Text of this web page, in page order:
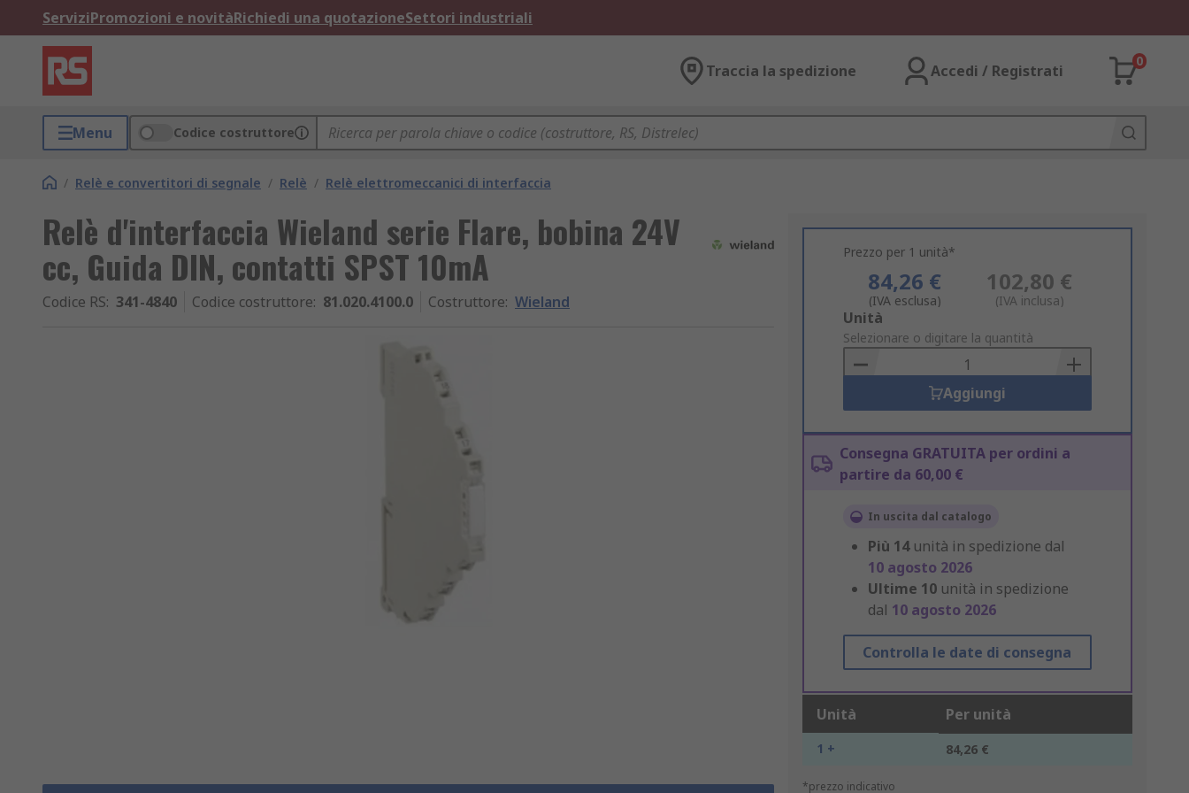
ServiziPromozioni e novitàRichiedi una quotazioneSettori industriali
Traccia la spedizione Accedi / Registrati
0
Menu Codice costruttore
/ Relè e convertitori di segnale / Relè / Relè elettromeccanici di interfaccia
Relè d'interfaccia Wieland serie Flare, bobina 24V
cc, Guida DIN, contatti SPST 10mA
Codice RS: 341-4840 Codice costruttore: 81.020.4100.0 Costruttore: Wieland
Prezzo per 1 unità*
84,26 €
(IVA esclusa)
102,80 €
(IVA inclusa)
Add
to
Basket
Unità
Selezionare o digitare la quantità
Aggiungi
Consegna GRATUITA per ordini a
partire da 60,00 €
In uscita dal catalogo
Più 14 unità in spedizione dal
10 agosto 2026
Ultime 10 unità in spedizione
dal 10 agosto 2026
Controlla le date di consegna
Unità Per unità
1 + 84,26 €
*prezzo indicativo